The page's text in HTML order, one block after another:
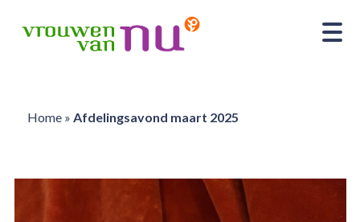
Home» Afdelingsavond maart 2025